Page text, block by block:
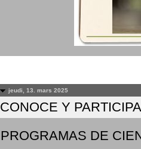
jeudi, 13. mars 2025
CONOCE Y
PROGRAMAS DE